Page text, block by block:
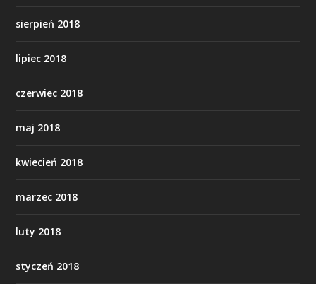
sierpień 2018
lipiec 2018
czerwiec 2018
maj 2018
kwiecień 2018
marzec 2018
luty 2018
styczeń 2018